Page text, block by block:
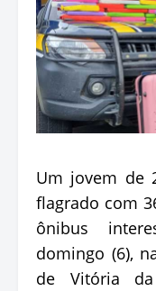
Um jovem de
flagrado com
ônibus
domingo (6),
de Vitória